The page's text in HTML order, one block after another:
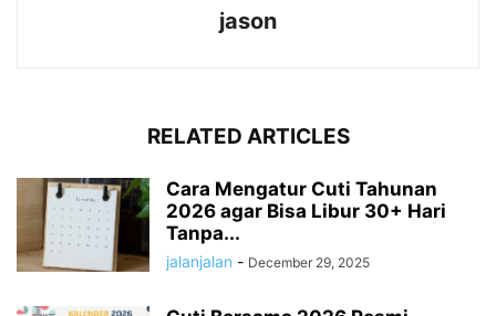
jason
RELATED ARTICLES
Cara Mengatur Cuti Tahunan
2026 agar Bisa Libur 30+ Hari
Tanpa...
jalanjalan - December 29, 2025